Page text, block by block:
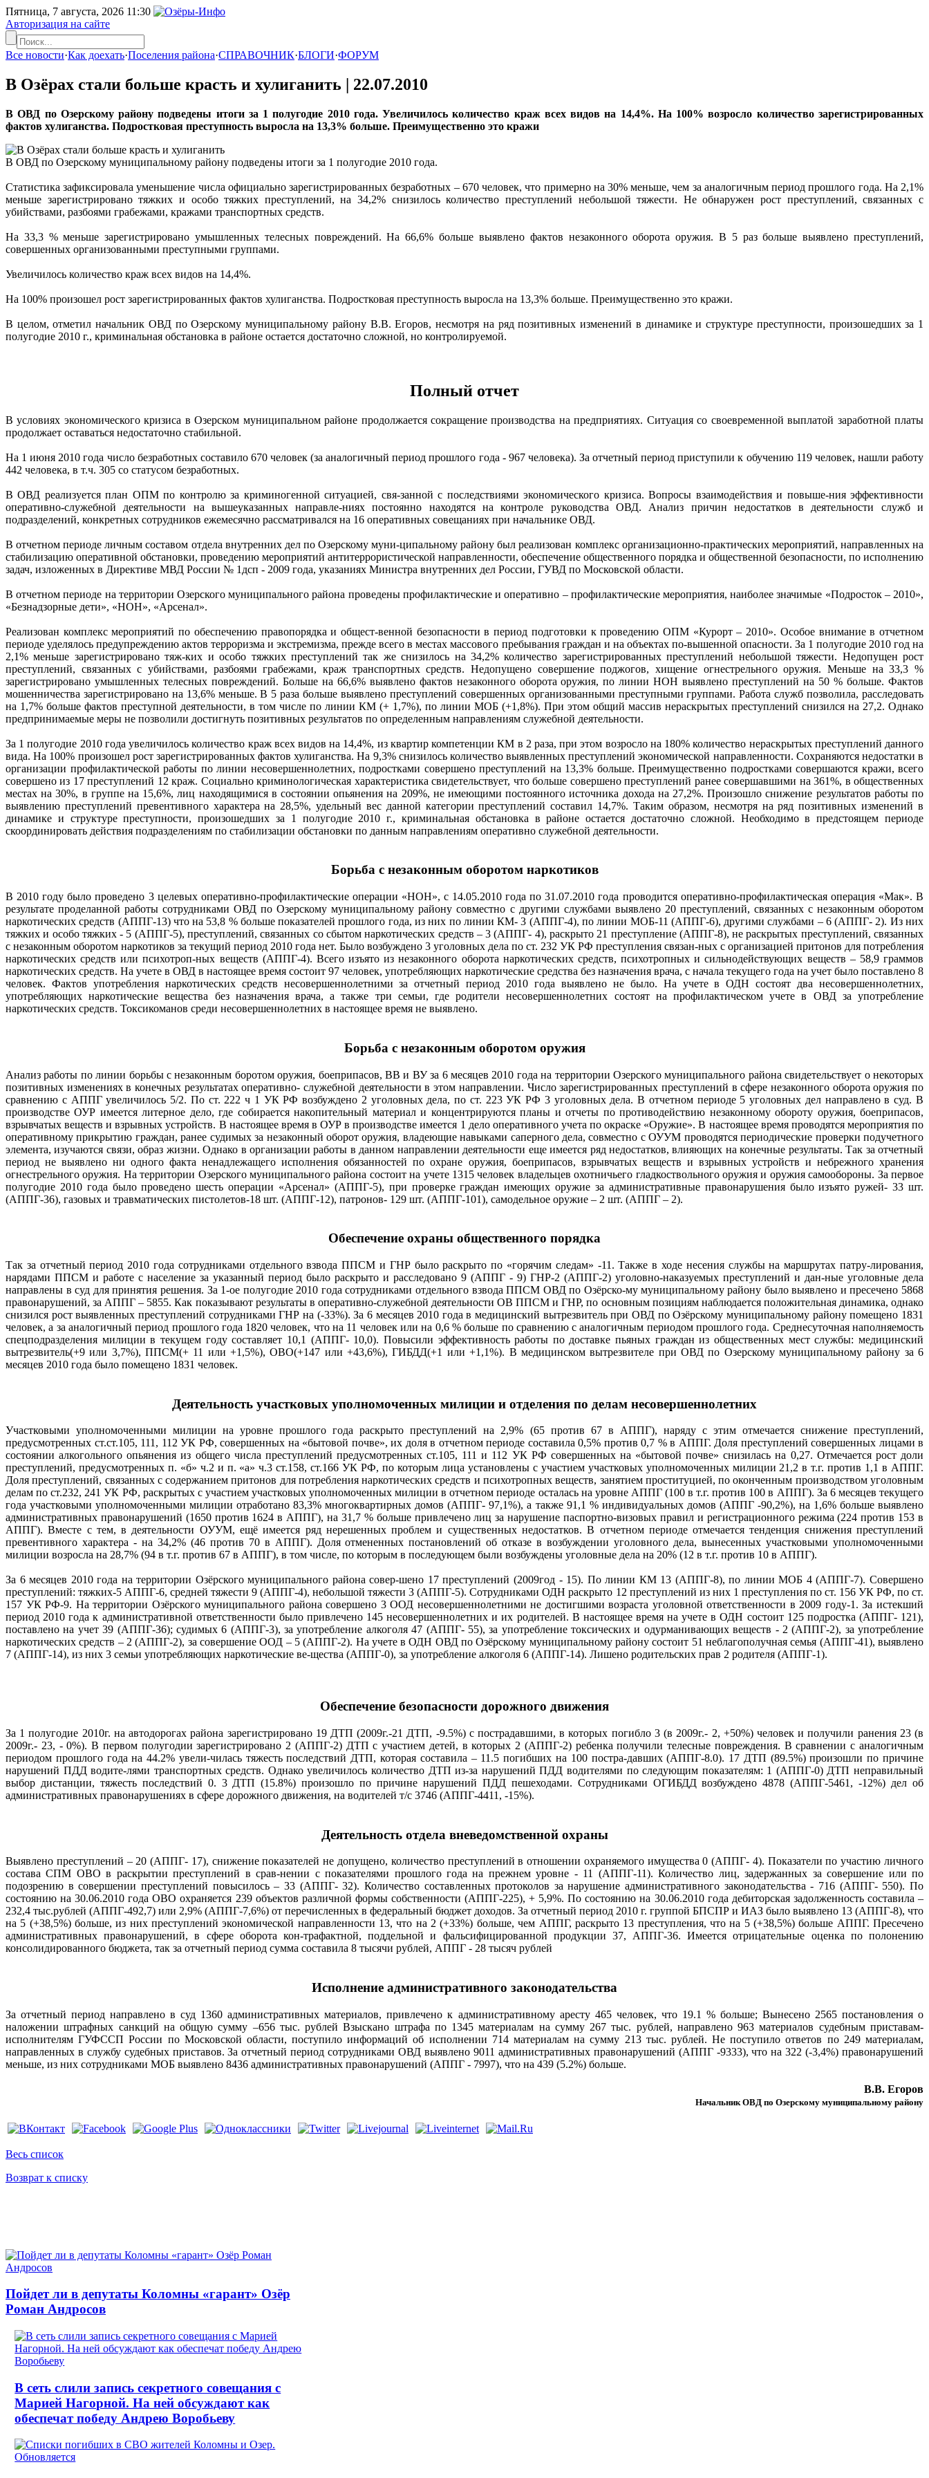
Пятница, 7 августа, 2026 11:30
Авторизация на сайте
Все новости·Как доехать·Поселения района·СПРАВОЧНИК·БЛОГИ·ФОРУМ
В Озёрах стали больше красть и хулиганить | 22.07.2010
В ОВД по Озерскому району подведены итоги за 1 полугодие 2010 года. Увеличилось количество краж всех видов на 14,4%. На 100% возросло количество зарегистрированных
фактов хулиганства. Подростковая преступность выросла на 13,3% больше. Преимущественно это кражи
В ОВД по Озерскому муниципальному району подведены итоги за 1 полугодие 2010 года.
Статистика зафиксировала уменьшение числа официально зарегистрированных безработных – 670 человек, что примерно на 30% меньше, чем за аналогичным период прошлого года. На 2,1%
меньше зарегистрировано тяжких и особо тяжких преступлений, на 34,2% снизилось количество преступлений небольшой тяжести. Не обнаружен рост преступлений, связанных с
убийствами, разбоями грабежами, кражами транспортных средств.
На 33,3 % меньше зарегистрировано умышленных телесных повреждений. На 66,6% больше выявлено фактов незаконного оборота оружия. В 5 раз больше выявлено преступлений,
совершенных организованными преступными группами.
Увеличилось количество краж всех видов на 14,4%.
На 100% произошел рост зарегистрированных фактов хулиганства. Подростковая преступность выросла на 13,3% больше. Преимущественно это кражи.
В целом, отметил начальник ОВД по Озерскому муниципальному району В.В. Егоров, несмотря на ряд позитивных изменений в динамике и структуре преступности, произошедших за 1
полугодие 2010 г., криминальная обстановка в районе остается достаточно сложной, но контролируемой.
Полный отчет
В условиях экономического кризиса в Озерском муниципальном районе продолжается сокращение производства на предприятиях. Ситуация со своевременной выплатой заработной платы
продолжает оставаться недостаточно стабильной.
На 1 июня 2010 года число безработных составило 670 человек (за аналогичный период прошлого года - 967 человека). За отчетный период приступили к обучению 119 человек, нашли работу
442 человека, в т.ч. 305 со статусом безработных.
В ОВД реализуется план ОПМ по контролю за криминогенной ситуацией, свя-занной с последствиями экономического кризиса. Вопросы взаимодействия и повыше-ния эффективности
оперативно-служебной деятельности на вышеуказанных направле-ниях постоянно находятся на контроле руководства ОВД. Анализ причин недостатков в деятельности служб и
подразделений, конкретных сотрудников ежемесячно рассматривался на 16 оперативных совещаниях при начальнике ОВД.
В отчетном периоде личным составом отдела внутренних дел по Озерскому муни-ципальному району был реализован комплекс организационно-практических мероприятий, направленных на
стабилизацию оперативной обстановки, проведению мероприятий антитеррористической направленности, обеспечение общественного порядка и общественной безопасности, по исполнению
задач, изложенных в Директиве МВД России № 1дсп - 2009 года, указаниях Министра внутренних дел России, ГУВД по Московской области.
В отчетном периоде на территории Озерского муниципального района проведены профилактические и оперативно – профилактические мероприятия, наиболее значимые «Подросток – 2010»,
«Безнадзорные дети», «НОН», «Арсенал».
Реализован комплекс мероприятий по обеспечению правопорядка и общест-венной безопасности в период подготовки к проведению ОПМ «Курорт – 2010». Особое внимание в отчетном
периоде уделялось предупреждению актов терроризма и экстремизма, прежде всего в местах массового пребывания граждан и на объектах по-вышенной опасности. За 1 полугодие 2010 год на
2,1% меньше зарегистрировано тяж-ких и особо тяжких преступлений так же снизилось на 34,2% количество зарегистрированных преступлений небольшой тяжести. Недопущен рост
преступлений, связанных с убийствами, разбоями грабежами, краж транспортных средств. Недопущено совершение поджогов, хищение огнестрельного оружия. Меньше на 33,3 %
зарегистрировано умышленных телесных повреждений. Больше на 66,6% выявлено фактов незаконного оборота оружия, по линии НОН выявлено преступлений на 50 % больше. Фактов
мошенничества зарегистрировано на 13,6% меньше. В 5 раза больше выявлено преступлений совершенных организованными преступными группами. Работа служб позволила, расследовать
на 1,7% больше фактов преступной деятельности, в том числе по линии КМ (+ 1,7%), по линии МОБ (+1,8%). При этом общий массив нераскрытых преступлений снизился на 27,2. Однако
предпринимаемые меры не позволили достигнуть позитивных результатов по определенным направлениям служебной деятельности.
За 1 полугодие 2010 года увеличилось количество краж всех видов на 14,4%, из квартир компетенции КМ в 2 раза, при этом возросло на 180% количество нераскрытых преступлений данного
вида. На 100% произошел рост зарегистрированных фактов хулиганства. На 9,3% снизилось количество выявленных преступлений экономической направленности. Сохраняются недостатки в
организации профилактической работы по линии несовершеннолетних, подростками совершено преступлений на 13,3% больше. Преимущественно подростками совершаются кражи, всего
совершено из 17 преступлений 12 краж. Социально криминологическая характеристика свидетельствует, что больше совершено преступлений ранее совершавшими на 361%, в общественных
местах на 30%, в группе на 15,6%, лиц находящимися в состоянии опьянения на 209%, не имеющими постоянного источника дохода на 27,2%. Произошло снижение результатов работы по
выявлению преступлений превентивного характера на 28,5%, удельный вес данной категории преступлений составил 14,7%. Таким образом, несмотря на ряд позитивных изменений в
динамике и структуре преступности, произошедших за 1 полугодие 2010 г., криминальная обстановка в районе остается достаточно сложной. Необходимо в предстоящем периоде
скоординировать действия подразделениям по стабилизации обстановки по данным направлениям оперативно служебной деятельности.
Борьба с незаконным оборотом наркотиков
В 2010 году было проведено 3 целевых оперативно-профилактические операции «НОН», с 14.05.2010 года по 31.07.2010 года проводится оперативно-профилактическая операция «Мак». В
результате проделанной работы сотрудниками ОВД по Озерскому муниципальному району совместно с другими службами выявлено 20 преступлений, связанных с незаконным оборотом
наркотических средств (АППГ-13) что на 53,8 % больше показателей прошлого года, из них по линии КМ- 3 (АППГ-4), по линии МОБ-11 (АППГ-6), другими службами – 6 (АППГ- 2). Из них
тяжких и особо тяжких - 5 (АППГ-5), преступлений, связанных со сбытом наркотических средств – 3 (АППГ- 4), раскрыто 21 преступление (АППГ-8), не раскрытых преступлений, связанных
с незаконным оборотом наркотиков за текущий период 2010 года нет. Было возбуждено 3 уголовных дела по ст. 232 УК РФ преступления связан-ных с организацией притонов для потребления
наркотических средств или психотроп-ных веществ (АППГ-4). Всего изъято из незаконного оборота наркотических средств, психотропных и сильнодействующих веществ – 58,9 граммов
наркотических средств. На учете в ОВД в настоящее время состоит 97 человек, употребляющих наркотические средства без назначения врача, с начала текущего года на учет было поставлено 8
человек. Фактов употребления наркотических средств несовершеннолетними за отчетный период 2010 года выявлено не было. На учете в ОДН состоят два несовершеннолетних,
употребляющих наркотические вещества без назначения врача, а также три семьи, где родители несовершеннолетних состоят на профилактическом учете в ОВД за употребление
наркотических средств. Токсикоманов среди несовершеннолетних в настоящее время не выявлено.
Борьба с незаконным оборотом оружия
Анализ работы по линии борьбы с незаконным боротом оружия, боеприпасов, ВВ и ВУ за 6 месяцев 2010 года на территории Озерского муниципального района свидетельствует о некоторых
позитивных изменениях в конечных результатах оперативно- служебной деятельности в этом направлении. Число зарегистрированных преступлений в сфере незаконного оборота оружия по
сравнению с АППГ увеличилось 5/2. По ст. 222 ч 1 УК РФ возбуждено 2 уголовных дела, по ст. 223 УК РФ 3 уголовных дела. В отчетном периоде 5 уголовных дел направлено в суд. В
производстве ОУР имеется литерное дело, где собирается накопительный материал и концентрируются планы и отчеты по противодействию незаконному обороту оружия, боеприпасов,
взрывчатых веществ и взрывных устройств. В настоящее время в ОУР в производстве имеется 1 дело оперативного учета по окраске «Оружие». В настоящее время проводятся мероприятия по
оперативному прикрытию граждан, ранее судимых за незаконный оборот оружия, владеющие навыками саперного дела, совместно с ОУУМ проводятся периодические проверки подучетного
элемента, изучаются связи, образ жизни. Однако в организации работы в данном направлении деятельности еще имеется ряд недостатков, влияющих на конечные результаты. Так за отчетный
период не выявлено ни одного факта ненадлежащего исполнения обязанностей по охране оружия, боеприпасов, взрывчатых веществ и взрывных устройств и небрежного хранения
огнестрельного оружия. На территории Озерского муниципального района состоит на учете 1315 человек владельцев охотничьего гладкоствольного оружия и оружия самообороны. За первое
полугодие 2010 года было проведено шесть операции «Арсенал» (АППГ-5), при проверке граждан имеющих оружие за административные правонарушения было изъято ружей- 33 шт.
(АППГ-36), газовых и травматических пистолетов-18 шт. (АППГ-12), патронов- 129 шт. (АППГ-101), самодельное оружие – 2 шт. (АППГ – 2).
Обеспечение охраны общественного порядка
Так за отчетный период 2010 года сотрудниками отдельного взвода ППСМ и ГНР было раскрыто по «горячим следам» -11. Также в ходе несения службы на маршрутах патру-лирования,
нарядами ППСМ и работе с население за указанный период было раскрыто и расследовано 9 (АППГ - 9) ГНР-2 (АППГ-2) уголовно-наказуемых преступлений и дан-ные уголовные дела
направлены в суд для принятия решения. За 1-ое полугодие 2010 года сотрудниками отдельного взвода ППСМ ОВД по Озёрско-му муниципальному району было выявлено и пресечено 5868
правонарушений, за АППГ – 5855. Как показывают результаты в оперативно-служебной деятельности ОВ ППСМ и ГНР, по основным позициям наблюдается положительная динамика, однако
снизился рост выявленных преступлений сотрудниками ГНР на (-33%). За 6 месяцев 2010 года в медицинский вытрезвитель при ОВД по Озёрскому муниципальному району помещено 1831
человек, а за аналогичный период прошлого года 1820 человек, что на 11 человек или на 0,6 % больше по сравнению с аналогичным периодом прошлого года. Среднесуточная наполняемость
спецподразделения милиции в текущем году составляет 10,1 (АППГ- 10,0). Повысили эффективность работы по доставке пьяных граждан из общественных мест службы: медицинский
вытрезвитель(+9 или 3,7%), ППСМ(+ 11 или +1,5%), ОВО(+147 или +43,6%), ГИБДД(+1 или +1,1%). В медицинском вытрезвителе при ОВД по Озерскому муниципальному району за 6
месяцев 2010 года было помещено 1831 человек.
Деятельность участковых уполномоченных милиции и отделения по делам несовершеннолетних
Участковыми уполномоченными милиции на уровне прошлого года раскрыто преступлений на 2,9% (65 против 67 в АППГ), наряду с этим отмечается снижение преступлений,
предусмотренных ст.ст.105, 111, 112 УК РФ, совершенных на «бытовой почве», их доля в отчетном периоде составила 0,5% против 0,7 % в АППГ. Доля преступлений совершенных лицами в
состоянии алкогольного опьянения из общего числа преступлений предусмотренных ст.105, 111 и 112 УК РФ совершенных на «бытовой почве» снизилась на 0,27. Отмечается рост доли
преступлений, предусмотренных п. «б» ч.2 и п. «а» ч.3 ст.158, ст.166 УК РФ, по которым лица установлены с участием участковых уполномоченных милиции 21,2 в т.г. против 1,1 в АППГ.
Доля преступлений, связанных с содержанием притонов для потребления наркотических средств и психотропных веществ, занятием проституцией, по оконченным производством уголовным
делам по ст.232, 241 УК РФ, раскрытых с участием участковых уполномоченных милиции в отчетном периоде осталась на уровне АППГ (100 в т.г. против 100 в АППГ). За 6 месяцев текущего
года участковыми уполномоченными милиции отработано 83,3% многоквартирных домов (АППГ- 97,1%), а также 91,1 % индивидуальных домов (АППГ -90,2%), на 1,6% больше выявлено
административных правонарушений (1650 против 1624 в АППГ), на 31,7 % больше привлечено лиц за нарушение паспортно-визовых правил и регистрационного режима (224 против 153 в
АППГ). Вместе с тем, в деятельности ОУУМ, ещё имеется ряд нерешенных проблем и существенных недостатков. В отчетном периоде отмечается тенденция снижения преступлений
превентивного характера - на 34,2% (46 против 70 в АППГ). Доля отмененных постановлений об отказе в возбуждении уголовного дела, вынесенных участковыми уполномоченными
милиции возросла на 28,7% (94 в т.г. против 67 в АППГ), в том числе, по которым в последующем были возбуждены уголовные дела на 20% (12 в т.г. против 10 в АППГ).
За 6 месяцев 2010 года на территории Озёрского муниципального района совер-шено 17 преступлений (2009год - 15). По линии КМ 13 (АППГ-8), по линии МОБ 4 (АППГ-7). Совершено
преступлений: тяжких-5 АППГ-6, средней тяжести 9 (АППГ-4), небольшой тяжести 3 (АППГ-5). Сотрудниками ОДН раскрыто 12 преступлений из них 1 преступления по ст. 156 УК РФ, по ст.
157 УК РФ-9. На территории Озёрского муниципального района совершено 3 ООД несовершеннолетними не достигшими возраста уголовной ответственности в 2009 году-1. За истекший
период 2010 года к административной ответственности было привлечено 145 несовершеннолетних и их родителей. В настоящее время на учете в ОДН состоит 125 подростка (АППГ- 121),
поставлено на учет 39 (АППГ-36); судимых 6 (АППГ-3), за употребление алкоголя 47 (АППГ- 55), за употребление токсических и одурманивающих веществ - 2 (АППГ-2), за употребление
наркотических средств – 2 (АППГ-2), за совершение ООД – 5 (АППГ-2). На учете в ОДН ОВД по Озёрскому муниципальному району состоит 51 неблагополучная семья (АППГ-41), выявлено
7 (АППГ-14), из них 3 семьи употребляющих наркотические ве-щества (АППГ-0), за употребление алкоголя 6 (АППГ-14). Лишено родительских прав 2 родителя (АППГ-1).
Обеспечение безопасности дорожного движения
За 1 полугодие 2010г. на автодорогах района зарегистрировано 19 ДТП (2009г.-21 ДТП, -9.5%) с пострадавшими, в которых погибло 3 (в 2009г.- 2, +50%) человек и получили ранения 23 (в
2009г.- 23, - 0%). В первом полугодии зарегистрировано 2 (АППГ-2) ДТП с участием детей, в которых 2 (АППГ-2) ребенка получили телесные повреждения. В сравнении с аналогичным
периодом прошлого года на 44.2% увели-чилась тяжесть последствий ДТП, которая составила – 11.5 погибших на 100 постра-давших (АППГ-8.0). 17 ДТП (89.5%) произошли по причине
нарушений ПДД водите-лями транспортных средств. Однако увеличилось количество ДТП из-за нарушений ПДД водителями по следующим показателям: 1 (АППГ-0) ДТП неправильный
выбор дистанции, тяжесть последствий 0. 3 ДТП (15.8%) произошло по причине нарушений ПДД пешеходами. Сотрудниками ОГИБДД возбуждено 4878 (АППГ-5461, -12%) дел об
административных правонарушениях в сфере дорожного движения, на водителей т/с 3746 (АППГ-4411, -15%).
Деятельность отдела вневедомственной охраны
Выявлено преступлений – 20 (АППГ- 17), снижение показателей не допущено, количество преступлений в отношении охраняемого имущества 0 (АППГ- 4). Показатели по участию личного
состава СПМ ОВО в раскрытии преступлений в срав-нении с показателями прошлого года на прежнем уровне - 11 (АППГ-11). Количество лиц, задержанных за совершение или по
подозрению в совершении преступлений повысилось – 33 (АППГ- 32). Количество составленных протоколов за нарушение административного законодательства - 716 (АППГ- 550). По
состоянию на 30.06.2010 года ОВО охраняется 239 объектов различной формы собственности (АППГ-225), + 5,9%. По состоянию на 30.06.2010 года дебиторская задолженность составила –
232,4 тыс.рублей (АППГ-492,7) или 2,9% (АППГ-7,6%) от перечисленных в федеральный бюджет доходов. За отчетный период 2010 г. группой БПСПР и ИАЗ было выявлено 13 (АППГ-8), что
на 5 (+38,5%) больше, из них преступлений экономической направленности 13, что на 2 (+33%) больше, чем АППГ, раскрыто 13 преступления, что на 5 (+38,5%) больше АППГ. Пресечено
административных правонарушений, в сфере оборота кон-трафактной, поддельной и фальсифицированной продукции 37, АППГ-36. Имеется отрицательные оценка по полонению
консолидированного бюджета, так за отчетный период сумма составила 8 тысячи рублей, АППГ - 28 тысяч рублей
Исполнение административного законодательства
За отчетный период направлено в суд 1360 административных материалов, привлечено к административному аресту 465 человек, что 19.1 % больше; Вынесено 2565 постановления о
наложении штрафных санкций на общую сумму –656 тыс. рублей Взыскано штрафа по 1345 материалам на сумму 267 тыс. рублей, направлено 963 материалов судебным приставам-
исполнителям ГУФССП России по Московской области, поступило информаций об исполнении 714 материалам на сумму 213 тыс. рублей. Не поступило ответов по 249 материалам,
направленных в службу судебных приставов. За отчетный период сотрудниками ОВД выявлено 9011 административных правонарушений (АППГ -9333), что на 322 (-3,4%) правонарушений
меньше, из них сотрудниками МОБ выявлено 8436 административных правонарушений (АППГ - 7997), что на 439 (5.2%) больше.
В.В. Егоров
Начальник ОВД по Озерскому муниципальному району
Весь список
Возврат к списку
Пойдет ли в депутаты Коломны «гарант» Озёр
Роман Андросов
В сеть слили запись секретного совещания с
Марией Нагорной. На ней обсуждают как
обеспечат победу Андрею Воробьеву